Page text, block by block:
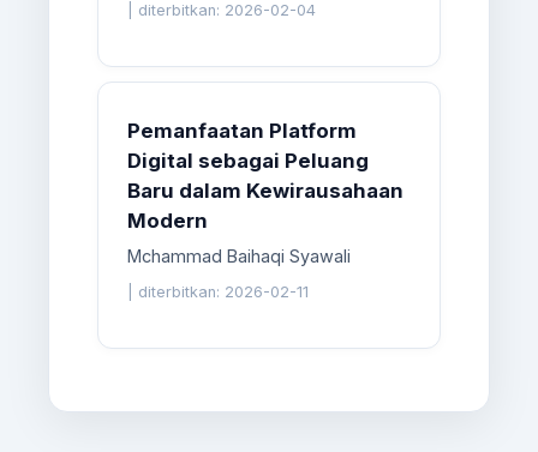
diterbitkan: 2026-02-04
Pemanfaatan Platform
Digital sebagai Peluang
Baru dalam Kewirausahaan
Modern
Mchammad Baihaqi Syawali
diterbitkan: 2026-02-11